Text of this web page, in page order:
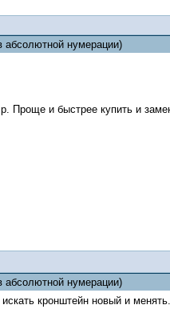
абсолютной нумерации)
Проще и быстрее купить и
абсолютной нумерации)
кронштейн новый и